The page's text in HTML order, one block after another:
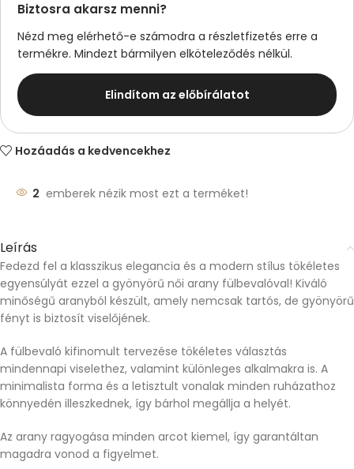
Biztosra akarsz menni?
Nézd meg elérhető-e számodra a részletfizetés erre a
termékre. Mindezt bármilyen elköteleződés nélkül.
Elindítom az előbírálatot
Hozáadás a kedvencekhez
2 emberek nézik most ezt a terméket!
Leírás
Fedezd fel a klasszikus elegancia és a modern stílus tökéletes
egyensúlyát ezzel a gyönyörű női arany fülbevalóval! Kiváló
minőségű aranyból készült, amely nemcsak tartós, de gyönyörű
fényt is biztosít viselőjének.
A fülbevaló kifinomult tervezése tökéletes választás
mindennapi viselethez, valamint különleges alkalmakra is. A
minimalista forma és a letisztult vonalak minden ruházathoz
könnyedén illeszkednek, így bárhol megállja a helyét.
Az arany ragyogása minden arcot kiemel, így garantáltan
magadra vonod a figyelmet.